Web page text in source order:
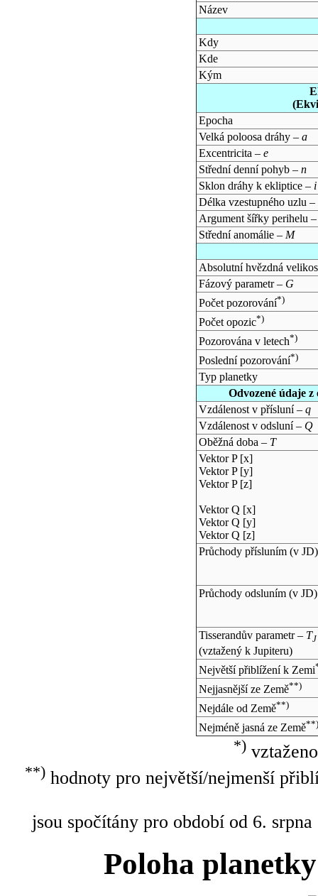
Název
Kdy
Kde
Kým
Epocha
Velká poloosa dráhy – a
Excentricita – e
Střední denní pohyb – n
Sklon dráhy k ekliptice – i
Délka vzestupného uzlu –
Argument šířky perihelu
Střední anomálie – M
Absolutní hvězdná
Fázový parametr – G
Počet pozorování*)
Počet opozic*)
Pozorována v letech*)
Poslední pozorování*)
Typ planetky
Odvozené údaje
Vzdálenost v přísluní – q
Vzdálenost v odsluní – Q
Oběžná doba – T
Vektor P [x]
Vektor P [y]
Vektor P [z]
Vektor Q [x]
Vektor Q [y]
Vektor Q [z]
Průchody přísluním (v JD)
Průchody odsluním (v JD)
Tisserandův parametr – TJ
(vztažený k Jupiteru)
Největší přiblížení k Zemi
Nejjasnější ze Země**)
Nejdále od Země**)
Nejméně jasná ze Země**)
*)
**)hodnoty pro největší/nejmenší
jsou spočítány pro období od 6.
Poloha